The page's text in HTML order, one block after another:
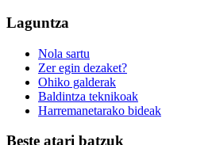
Laguntza
Nola sartu
Zer egin dezaket?
Ohiko galderak
Baldintza teknikoak
Harremanetarako bideak
Beste atari batzuk